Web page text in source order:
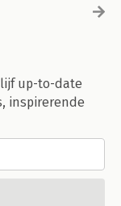
up-to-date
inspirerende